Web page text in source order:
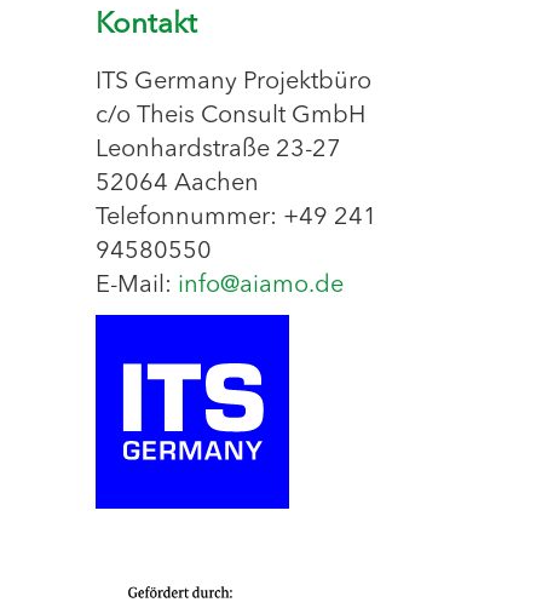
Kontakt
ITS Germany Projektbüro
c/o Theis Consult GmbH
Leonhardstraße 23-27
52064 Aachen
Telefonnummer: +49 241
94580550
E-Mail: info@aiamo.de